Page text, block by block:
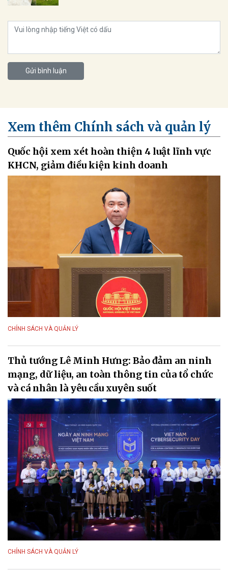
Gửi bình luận
Xem thêm Chính sách và quản lý
Quốc hội xem xét hoàn thiện 4 luật lĩnh vực
KHCN, giảm điều kiện kinh doanh
CHÍNH SÁCH VÀ QUẢN LÝ
Thủ tướng Lê Minh Hưng: Bảo đảm an ninh
mạng, dữ liệu, an toàn thông tin của tổ chức
và cá nhân là yêu cầu xuyên suốt
CHÍNH SÁCH VÀ QUẢN LÝ